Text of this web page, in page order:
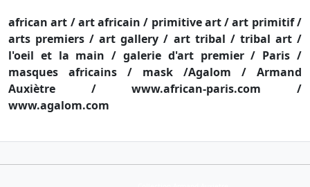
african art / art africain / primitive art / art primitif /
arts premiers / art gallery / art tribal / tribal art /
l'oeil et la main / galerie d'art premier / Paris /
masques africains / mask /Agalom / Armand
Auxiètre / www.african-paris.com /
www.agalom.com